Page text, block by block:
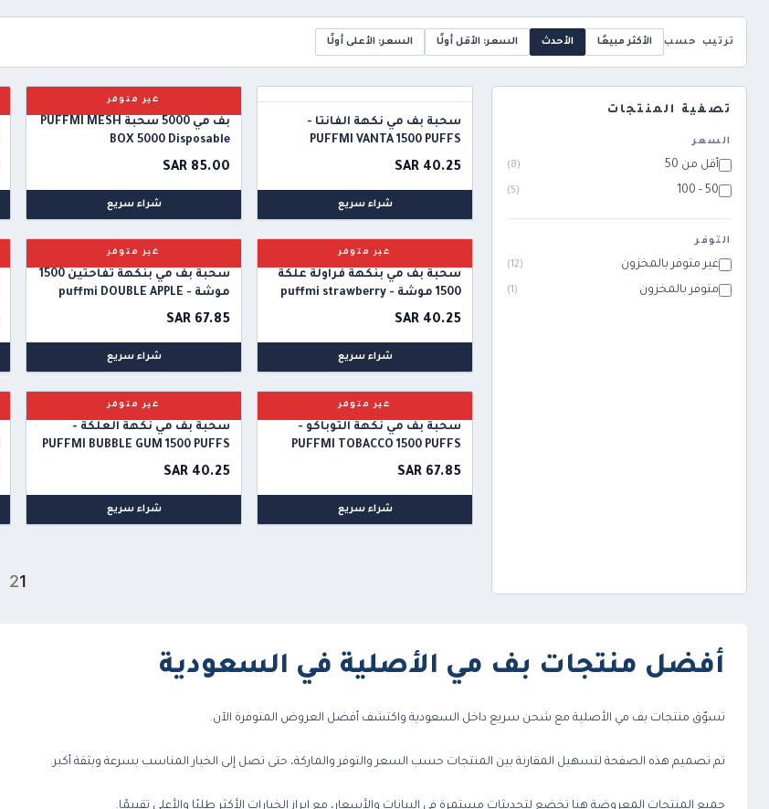
ترتيب حسب الأكثر مبيعًا الأحدث السعر: الأقل أولًا السعر: الأعلى أولًا
تصفية المنتجات
السعر
أقل من 50 (
8
)
50 - 100
(
5
)
التوفر
غير متوفر بالمخزون (
12
)
متوفر بالمخزون (
1
)
سحبة بف مي نكهة الفانتا -
PUFFMI VANTA 1500 PUFFS
SAR 40.25
شراء سريع
غير متوفر
بف مي 5000 سحبة PUFFMI MESH
BOX 5000 Disposable
SAR 85.00
شراء سريع
غير متوفر
سحبة بف مي بنكهة فراولة علكة
1500 موشة - puffmi strawberry
bubble gum
SAR 40.25
شراء سريع
غير متوفر
سحبة بف مي بنكهة تفاحتين 1500
موشة - puffmi DOUBLE APPLE
SAR 67.85
شراء سريع
غير متوفر
سحبة بف مي نكهة التوباكو -
PUFFMI TOBACCO 1500 PUFFS
SAR 67.85
شراء سريع
غير متوفر
سحبة بف مي نكهة العلكة -
PUFFMI BUBBLE GUM 1500 PUFFS
SAR 40.25
شراء سريع
1
2
أفضل منتجات بف مي الأصلية في السعودية
تسوّق منتجات بف مي الأصلية مع شحن سريع داخل السعودية واكتشف أفضل العروض المتوفرة الآن.
تم تصميم هذه الصفحة لتسهيل المقارنة بين المنتجات حسب السعر والتوفر والماركة، حتى تصل إلى الخيار المناسب بسرعة وبثقة أكبر.
جميع المنتجات المعروضة هنا تخضع لتحديثات مستمرة في البيانات والأسعار، مع إبراز الخيارات الأكثر طلبًا والأعلى تقييمًا.